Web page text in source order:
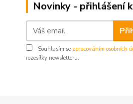
Novinky - přihlášení
Souhlasím se zpracováním osobních
rozesílky newsletteru.